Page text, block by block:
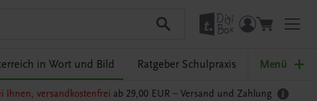
in Wort und Bild Ratgeber Schulpraxis Menü
Ihnen, versandkostenfrei ab 29,00 EUR – Versand und Zahlung